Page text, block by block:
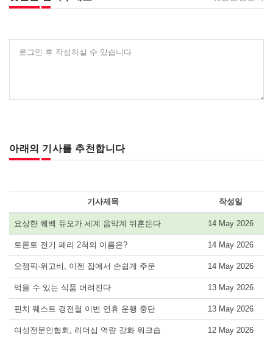
로그인 후 작성하실 수 있습니다
아래의 기사를 추천합니다
기사제목 작성일
요상한 퀘벡 듀오가 세계 음악계 뒤흔든다 14 May 2026
토론토 전기 페리 2척의 이름은? 14 May 2026
오젬픽·위고비, 이젠 집에서 손쉽게 주문 14 May 2026
먹을 수 있는 식품 버려진다 13 May 2026
핀치 웨스트 경전철 이번 연휴 운행 중단 13 May 2026
여성전문인협회, 리더십 역량 강화 워크숍 12 May 2026